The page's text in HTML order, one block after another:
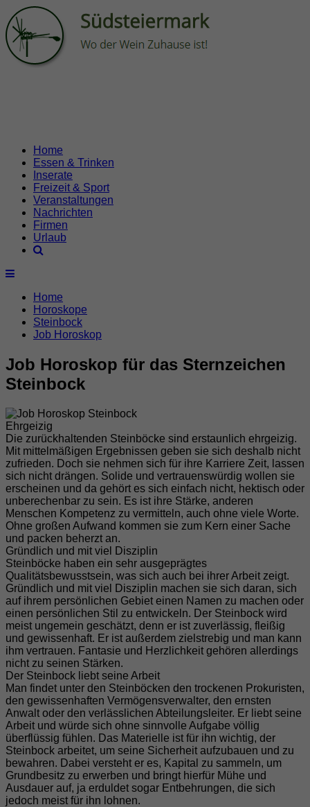
Home
Essen & Trinken
Inserate
Freizeit & Sport
Veranstaltungen
Nachrichten
Firmen
Urlaub
Home
Horoskope
Steinbock
Job Horoskop
Job Horoskop für das Sternzeichen
Steinbock
Ehrgeizig
Die zurückhaltenden Steinböcke sind erstaunlich ehrgeizig.
Mit mittelmäßigen Ergebnissen geben sie sich deshalb nicht
zufrieden. Doch sie nehmen sich für ihre Karriere Zeit, lassen
sich nicht drängen. Solide und vertrauenswürdig wollen sie
erscheinen und da gehört es sich einfach nicht, hektisch oder
unberechenbar zu sein. Es ist ihre Stärke, anderen
Menschen Kompetenz zu vermitteln, auch ohne viele Worte.
Ohne großen Aufwand kommen sie zum Kern einer Sache
und packen beherzt an.
Gründlich und mit viel Disziplin
Steinböcke haben ein sehr ausgeprägtes
Qualitätsbewusstsein, was sich auch bei ihrer Arbeit zeigt.
Gründlich und mit viel Disziplin machen sie sich daran, sich
auf ihrem persönlichen Gebiet einen Namen zu machen oder
einen persönlichen Stil zu entwickeln. Der Steinbock wird
meist ungemein geschätzt, denn er ist zuverlässig, fleißig
und gewissenhaft. Er ist außerdem zielstrebig und man kann
ihm vertrauen. Fantasie und Herzlichkeit gehören allerdings
nicht zu seinen Stärken.
Der Steinbock liebt seine Arbeit
Man findet unter den Steinböcken den trockenen Prokuristen,
den gewissenhaften Vermögensverwalter, den ernsten
Anwalt oder den verlässlichen Abteilungsleiter. Er liebt seine
Arbeit und würde sich ohne sinnvolle Aufgabe völlig
überflüssig fühlen. Das Materielle ist für ihn wichtig, der
Steinbock arbeitet, um seine Sicherheit aufzubauen und zu
bewahren. Dabei versteht er es, Kapital zu sammeln, um
Grundbesitz zu erwerben und bringt hierfür Mühe und
Ausdauer auf, ja erduldet sogar Entbehrungen, die sich
jedoch meist für ihn lohnen.